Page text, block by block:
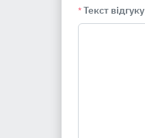
* Текст відгуку